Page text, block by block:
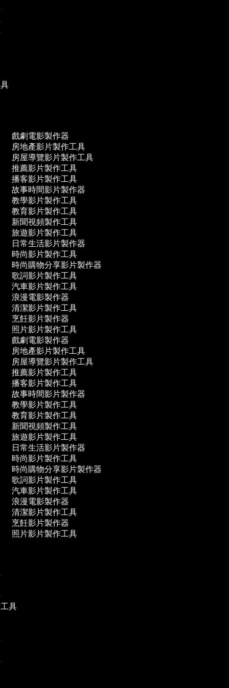
戲劇電影製作器
房地產影片製作工具
房屋導覽影片製作工具
推薦影片製作工具
播客影片製作工具
故事時間影片製作器
教學影片製作工具
教育影片製作工具
新聞視頻製作工具
旅遊影片製作工具
日常生活影片製作器
時尚影片製作工具
時尚購物分享影片製作器
歌詞影片製作工具
汽車影片製作工具
浪漫電影製作器
清潔影片製作工具
烹飪影片製作器
照片影片製作工具
戲劇電影製作器
房地產影片製作工具
房屋導覽影片製作工具
推薦影片製作工具
播客影片製作工具
故事時間影片製作器
教學影片製作工具
教育影片製作工具
新聞視頻製作工具
旅遊影片製作工具
日常生活影片製作器
時尚影片製作工具
時尚購物分享影片製作器
歌詞影片製作工具
汽車影片製作工具
浪漫電影製作器
清潔影片製作工具
烹飪影片製作器
照片影片製作工具
具